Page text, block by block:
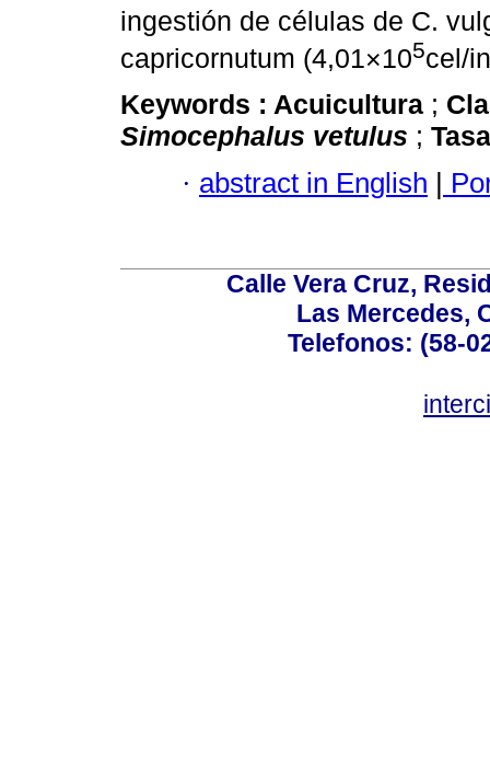
ingestión de células de C.
capricornutum (4,01×105cel/
Keywords : Acuicultura ;
Simocephalus vetulus ;
· abstract in English |
Calle Vera Cruz,
Las Mercedes,
Telefonos: (58-